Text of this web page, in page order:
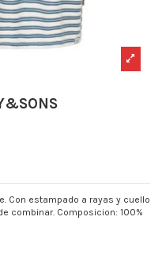
Con estampado a rayas y cuello
combinar. Composicion: 100%